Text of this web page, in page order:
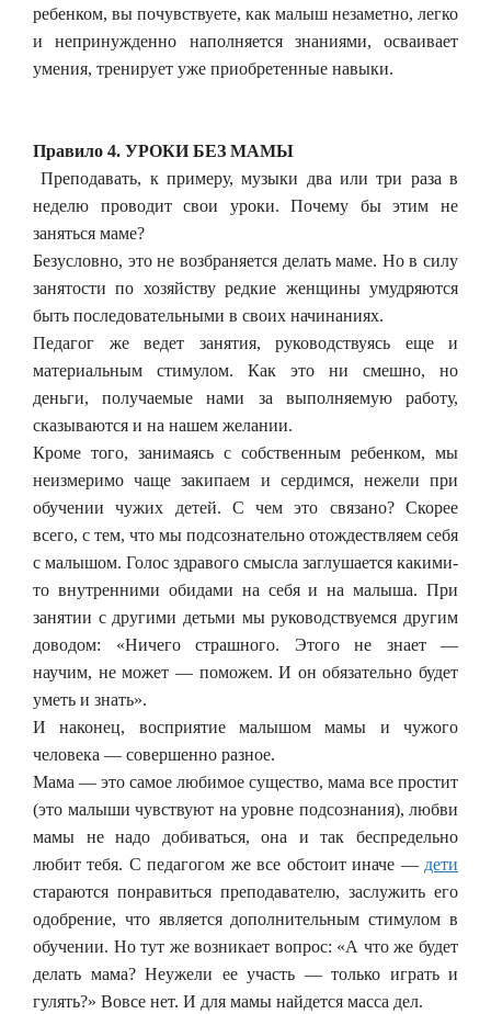
ребенком, вы почувствуете, как малыш незаметно, легко
и непринужденно наполняется знаниями, осваивает
умения, тренирует уже приобретенные навыки.
Правило 4. УРОКИ БЕЗ МАМЫ
Преподавать, к примеру, музыки два или три раза в
неделю проводит свои уроки. Почему бы этим не
заняться маме?
Безусловно, это не возбраняется делать маме. Но в силу
занятости по хозяйству редкие женщины умудряются
быть последовательными в своих начинаниях.
Педагог же ведет занятия, руководствуясь еще и
материальным стимулом. Как это ни смешно, но
деньги, получаемые нами за выполняемую работу,
сказываются и на нашем желании.
Кроме того, занимаясь с собственным ребенком, мы
неизмеримо чаще закипаем и сердимся, нежели при
обучении чужих детей. С чем это связано? Скорее
всего, с тем, что мы подсознательно отождествляем себя
с малышом. Голос здравого смысла заглушается какими-
то внутренними обидами на себя и на малыша. При
занятии с другими детьми мы руководствуемся другим
доводом: «Ничего страшного. Этого не знает —
научим, не может — поможем. И он обязательно будет
уметь и знать».
И наконец, восприятие малышом мамы и чужого
человека — совершенно разное.
Мама — это самое любимое существо, мама все простит
(это малыши чувствуют на уровне подсознания), любви
мамы не надо добиваться, она и так беспредельно
любит тебя. С педагогом же все обстоит иначе — дети
стараются понравиться преподавателю, заслужить его
одобрение, что является дополнительным стимулом в
обучении. Но тут же возникает вопрос: «А что же будет
делать мама? Неужели ее участь — только играть и
гулять?» Вовсе нет. И для мамы найдется масса дел.